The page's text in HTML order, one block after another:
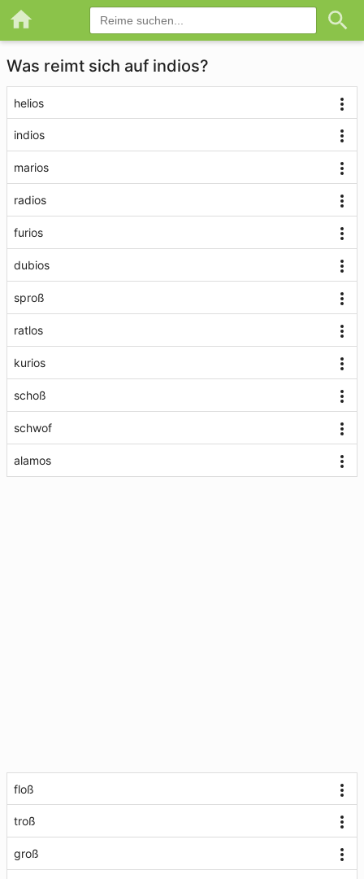
Was reimt sich auf indios?
helios
indios
marios
radios
furios
dubios
sproß
ratlos
kurios
schoß
schwof
alamos
floß
troß
groß